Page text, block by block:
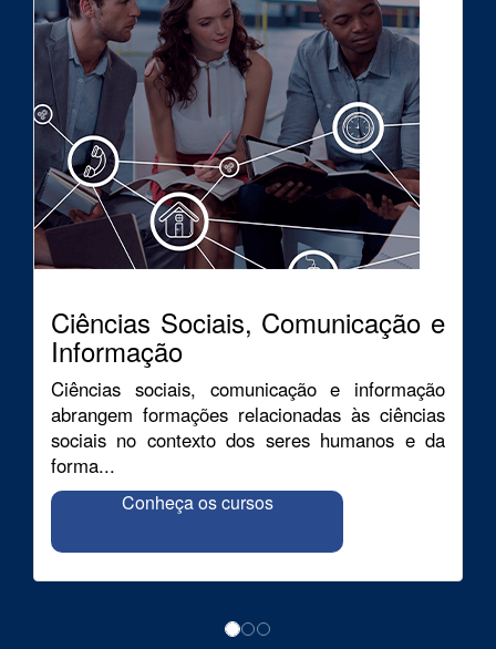
Ciências Sociais, Comunicação e
Informação
Ciências sociais, comunicação e informação
abrangem formações relacionadas às ciências
sociais no contexto dos seres humanos e da
forma...
Conheça os cursos